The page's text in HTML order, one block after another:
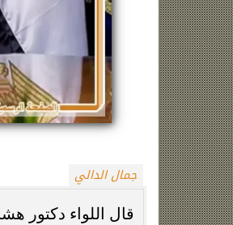
جمال الدالي
قال اللواء دكتور